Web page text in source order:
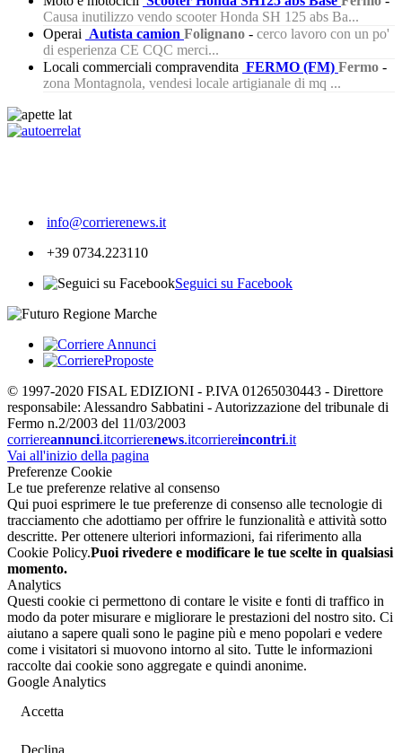
Causa inutilizzo vendo scooter Honda SH 125 abs Ba...
Operai Autista camion Folignano - cerco lavoro con un po'
di esperienza CE CQC merci...
Locali commerciali compravendita FERMO (FM) Fermo -
zona Montagnola, vendesi locale artigianale di mq ...
info@corrierenews.it
+39 0734.223110
Seguici su Facebook
© 1997-2020 FISAL EDIZIONI - P.IVA 01265030443 - Direttore
responsabile: Alessandro Sabbatini - Autorizzazione del tribunale di
Fermo n.2/2003 del 11/03/2003
corriereannunci.itcorrierenews.itcorriereincontri.it
Vai all'inizio della pagina
Preferenze Cookie
Le tue preferenze relative al consenso
Qui puoi esprimere le tue preferenze di consenso alle tecnologie di
tracciamento che adottiamo per offrire le funzionalità e attività sotto
descritte. Per ottenere ulteriori informazioni, fai riferimento alla
Cookie Policy.Puoi rivedere e modificare le tue scelte in qualsiasi
momento.
Analytics
Questi cookie ci permettono di contare le visite e fonti di traffico in
modo da poter misurare e migliorare le prestazioni del nostro sito. Ci
aiutano a sapere quali sono le pagine più e meno popolari e vedere
come i visitatori si muovono intorno al sito. Tutte le informazioni
raccolte dai cookie sono aggregate e quindi anonime.
Google Analytics
Accetta
Declina